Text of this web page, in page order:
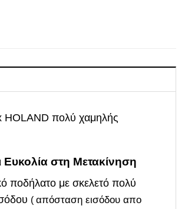
HOLAND πολύ χαμηλής
Ευκολία στη Μετακίνηση
ποδήλατο με σκελετό πολύ
( απόσταση εισόδου απο